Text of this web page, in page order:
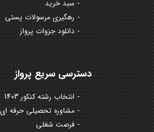
سبد خرید
رهگیری مرسولات پستی
دانلود جزوات پرواز
دسترسی سریع پرواز
انتخاب رشته کنکور 1403
مشاوره تحصیلی حرفه ای
فرصت شغلی